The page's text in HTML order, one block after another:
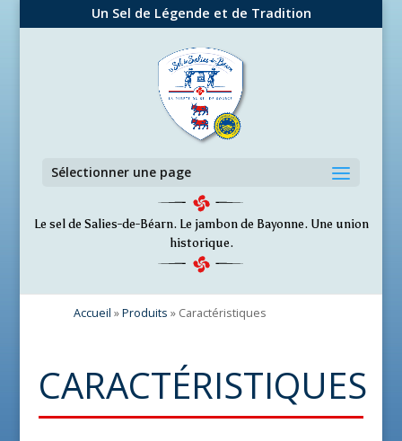
Un Sel de Légende et de Tradition
Sélectionner une page
Le sel de Salies-de-Béarn. Le jambon de Bayonne. Une union
historique.
Accueil »Produits » Caractéristiques
CARACTÉRISTIQUES